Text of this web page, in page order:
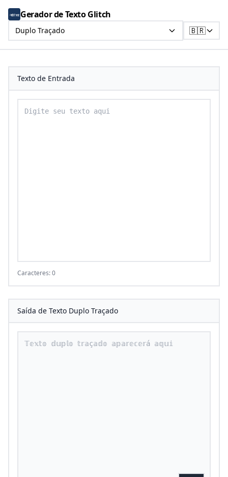
Gerador de Texto Glitch
Duplo Traçado 🇧🇷
Texto de Entrada
Caracteres: 0
Saída de Texto Duplo Traçado